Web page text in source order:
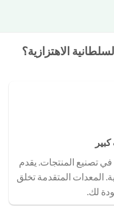
الاهتزازية؟
تصنيع المنتجات. يقدم
المعدات المتقدمة تخلق
لك.